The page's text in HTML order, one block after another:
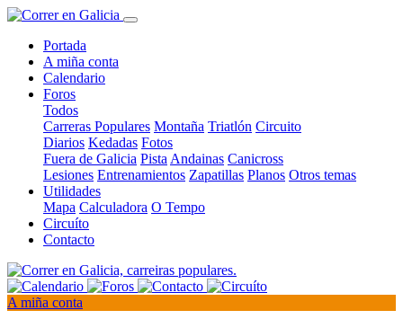
Portada
A miña conta
Calendario
Foros
Todos
Carreras Populares Montaña Triatlón Circuito
Diarios Kedadas Fotos
Fuera de Galicia Pista Andainas Canicross
Lesiones Entrenamientos Zapatillas Planos Otros temas
Utilidades
Mapa Calculadora O Tempo
Circuíto
Contacto
A miña conta